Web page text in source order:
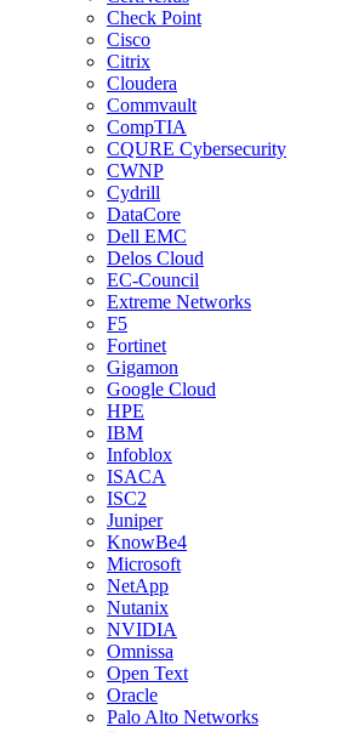
Check Point
Cisco
Citrix
Cloudera
Commvault
CompTIA
CQURE Cybersecurity
CWNP
Cydrill
DataCore
Dell EMC
Delos Cloud
EC-Council
Extreme Networks
F5
Fortinet
Gigamon
Google Cloud
HPE
IBM
Infoblox
ISACA
ISC2
Juniper
KnowBe4
Microsoft
NetApp
Nutanix
NVIDIA
Omnissa
Open Text
Oracle
Palo Alto Networks